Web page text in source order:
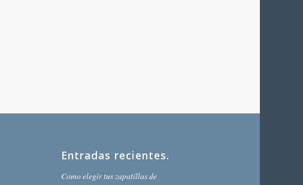
Entradas recientes.
Como elegir tus zapatillas de